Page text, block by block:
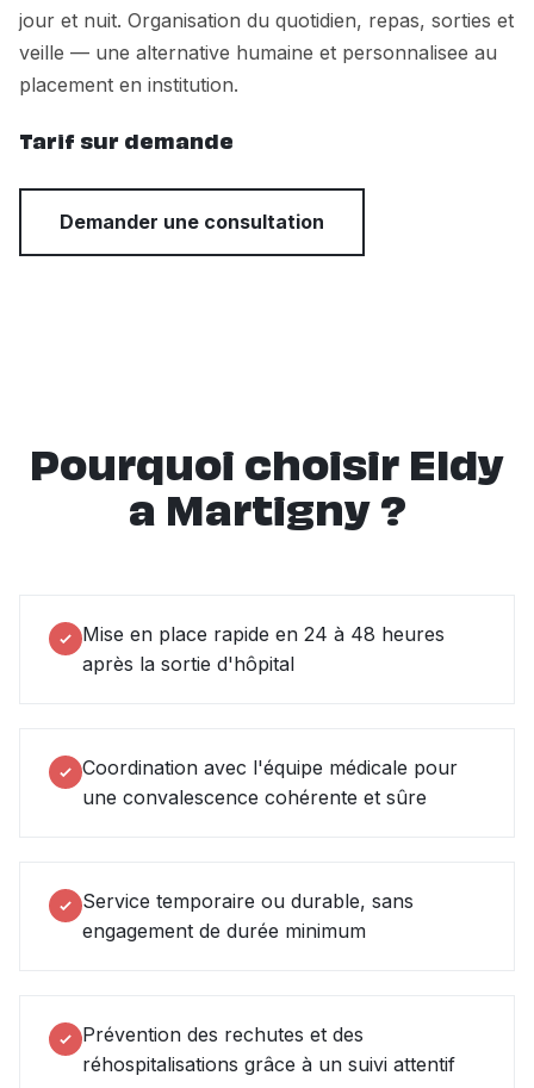
jour et nuit. Organisation du quotidien, repas, sorties et
veille — une alternative humaine et personnalisee au
placement en institution.
Tarif sur demande
Demander une consultation
Pourquoi choisir Eldy
a Martigny ?
Mise en place rapide en 24 à 48 heures
après la sortie d'hôpital
Coordination avec l'équipe médicale pour
une convalescence cohérente et sûre
Service temporaire ou durable, sans
engagement de durée minimum
Prévention des rechutes et des
réhospitalisations grâce à un suivi attentif